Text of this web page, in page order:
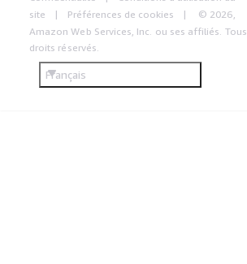
site
Préférences de cookies
© 2026,
Amazon Web Services, Inc. ou ses affiliés. Tous
droits réservés.
Français